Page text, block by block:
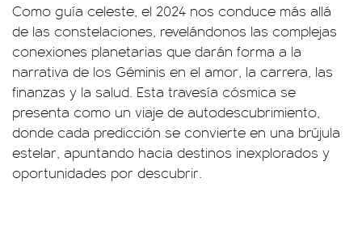
Como guía celeste, el 2024 nos conduce más allá
de las constelaciones, revelándonos las complejas
conexiones planetarias que darán forma a la
narrativa de los Géminis en el amor, la carrera, las
finanzas y la salud. Esta travesía cósmica se
presenta como un viaje de autodescubrimiento,
donde cada predicción se convierte en una brújula
estelar, apuntando hacia destinos inexplorados y
oportunidades por descubrir.